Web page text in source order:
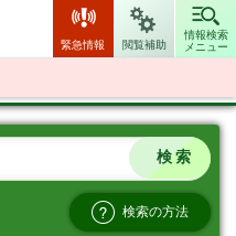
緊急情報 閲覧補助
情報検索
メニュー
検索の方法